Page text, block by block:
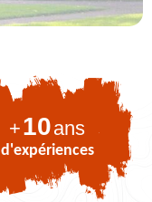
+10ans
d'expériences